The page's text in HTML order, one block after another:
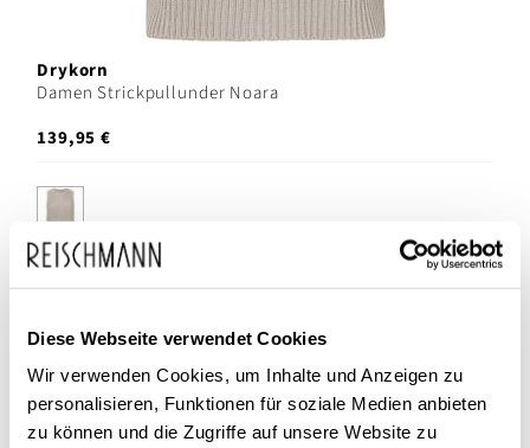
Diese Webseite verwendet Cookies
Wir verwenden Cookies, um Inhalte und Anzeigen zu
personalisieren, Funktionen für soziale Medien anbieten
zu können und die Zugriffe auf unsere Website zu
Drykorn
Damen Strickpullunder Noara
139,95 €
SALE